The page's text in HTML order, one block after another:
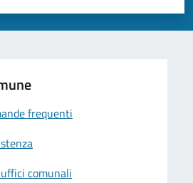
stelle su 5
su 5
5
frequenti
comunali